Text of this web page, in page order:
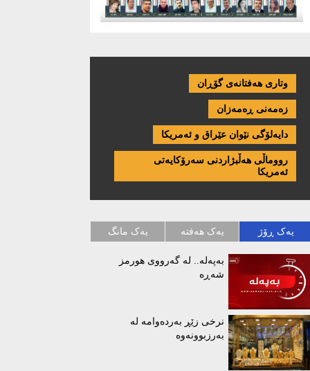
وتاری هەفتانەی گۆڕان
زەمەنی ڕەمەزان
دایەلۆگی نێوان عێراق و ئەمریكا
رووماڵی هەڵبژاردنی سەرۆکایەتی
ئەمریکا
یەک ڕۆژ یەک هەفتە یەک مانگ
بەپەلە.. لە گەرووی هورمز
شەڕە
نرخی زێڕ بەردەوامە لە
بەرزبوونەوە